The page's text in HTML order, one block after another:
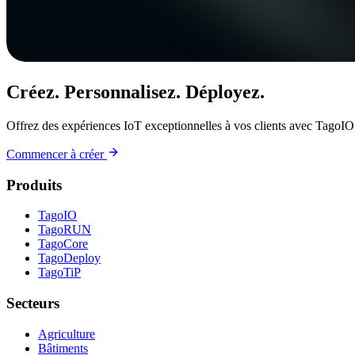
Créez. Personnalisez. Déployez.
Offrez des expériences IoT exceptionnelles à vos clients avec
Commencer à créer
Produits
TagoIO
TagoRUN
TagoCore
TagoDeploy
TagoTiP
Secteurs
Agriculture
Bâtiments